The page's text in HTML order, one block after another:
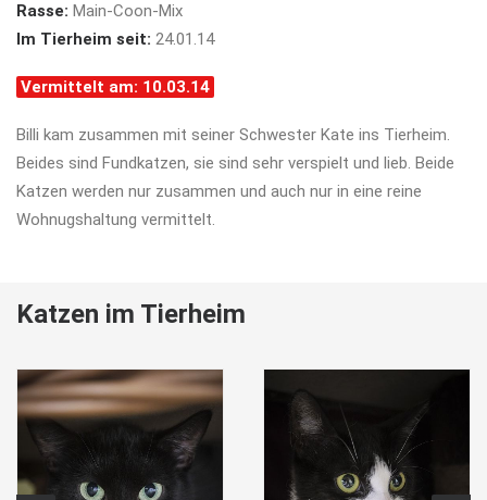
Rasse: Main-Coon-Mix
Im Tierheim seit: 24.01.14
Vermittelt am: 10.03.14
Billi kam zusammen mit seiner Schwester Kate ins Tierheim.
Beides sind Fundkatzen, sie sind sehr verspielt und lieb. Beide
Katzen werden nur zusammen und auch nur in eine reine
Wohnugshaltung vermittelt.
Katzen im Tierheim